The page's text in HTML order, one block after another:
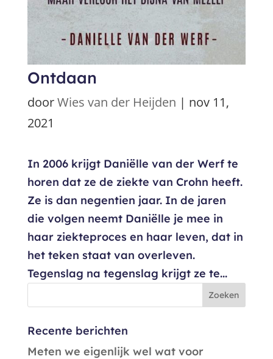
Ontdaan
doorWies van der Heijden | nov 11,
2021
In 2006 krijgt Daniëlle van der Werf te
horen dat ze de ziekte van Crohn heeft.
Ze is dan negentien jaar. In de jaren
die volgen neemt Daniëlle je mee in
haar ziekteproces en haar leven, dat in
het teken staat van overleven.
Tegenslag na tegenslag krijgt ze te...
Recente berichten
Meten we eigenlijk wel wat voor